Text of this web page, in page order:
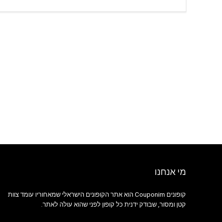
מי אנחנו
קופונים Couponim הוא אתר הקופונים הישראלי שמאחוריו עומד צוות
קטן ומסור, שבודק ידנית כל קופון לפני שהוא עולה לאתר.